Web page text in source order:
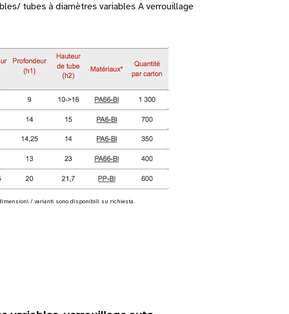
tubes à diamètres variables A verrouillage
/ varianti sono disponibili su richiesta.